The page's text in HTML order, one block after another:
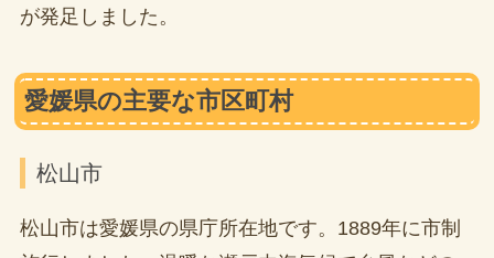
が発足しました。
愛媛県の主要な市区町村
松山市
松山市は愛媛県の県庁所在地です。1889年に市制